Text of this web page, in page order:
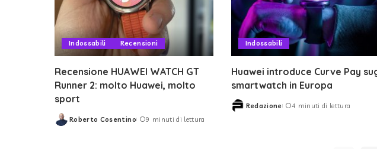
Indossabili Recensioni
Recensione HUAWEI WATCH GT
Runner 2: molto Huawei, molto
sport
Posted
Roberto Cosentino 9 minuti di lettura
Indossabili
Huawei introduce Curve Pay
smartwatch in Europa
Posted
Redazione 4 minuti di lettura